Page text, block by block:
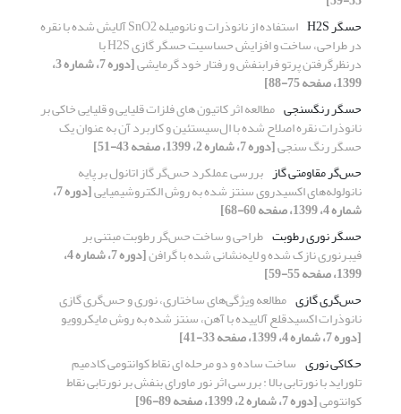
حسگر H2S
استفاده از نانوذرات و نانومیله SnO2 آلایش شده با نقره
در طراحی، ساخت و افزایش حساسیت حسگر گازی H2S با
درنظرگرفتن پرتو فرابنفش و رفتار خود گرمایشی [دوره 7، شماره 3،
1399، صفحه 75-88]
حسگر رنگسنجی مطالعه اثر کاتیون های فلزات قلیایی و قلیایی خاکی بر
نانوذرات نقره اصلاح شده با ال‌سیستئین و کاربرد آن به عنوان یک
حسگر رنگ سنجی[دوره 7، شماره 2، 1399، صفحه 43-51]
حس‌گر مقاومتی گاز بررسی عملکرد حس‌گر گاز اتانول بر پایه
نانولوله‌های اکسیدروی سنتز شده به روش الکتروشیمیایی [دوره 7،
شماره 4، 1399، صفحه 60-68]
حسگر نوری رطوبت طراحی و ساخت حس‌گر رطوبت مبتنی بر
فیبرنوری نازک شده و لایه‌نشانی شده با گرافن [دوره 7، شماره 4،
1399، صفحه 55-59]
حس‌گری گازی مطالعه ویژگی‌های ساختاری، نوری و حس‌گری گازی
نانوذرات اکسیدقلع آلاییده با آهن، سنتز شده به روش مایکروویو
[دوره 7، شماره 4، 1399، صفحه 33-41]
حکاکی نوری ساخت ساده و دو مرحله ای نقاط کوانتومی کادمیم
تلوراید با نورتابی بالا : بررسی اثر نور ماورای بنفش بر نورتابی نقاط
کوانتومی[دوره 7، شماره 2، 1399، صفحه 89-96]